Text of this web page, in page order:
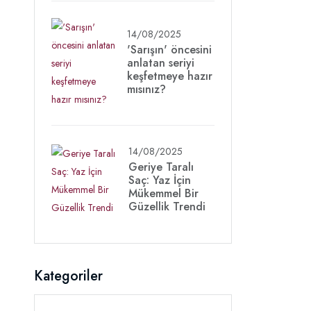
14/08/2025
'Sarışın' öncesini
anlatan seriyi
keşfetmeye hazır
mısınız?
14/08/2025
Geriye Taralı
Saç: Yaz İçin
Mükemmel Bir
Güzellik Trendi
Kategoriler